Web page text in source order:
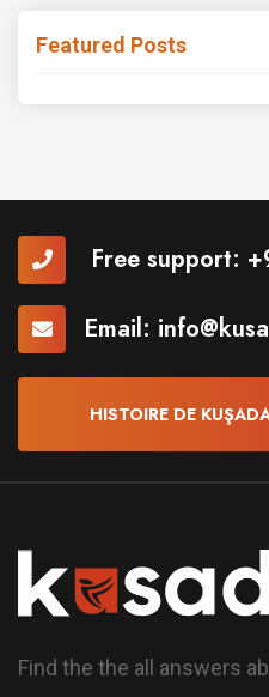
Featured Posts
Free support:
Email:
HISTOIRE DE
Find the the all answers